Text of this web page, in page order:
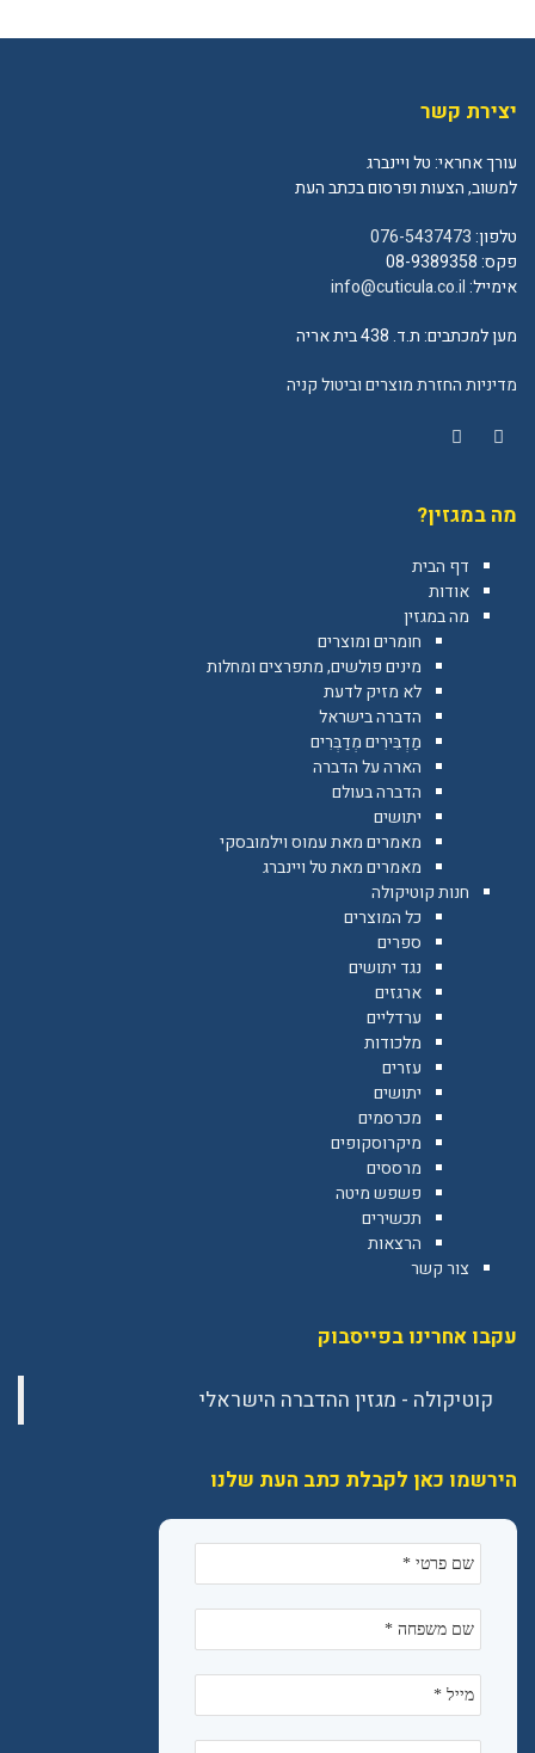
יצירת קשר
עורך אחראי: טל ויינברג
למשוב, הצעות ופרסום בכתב העת
טלפון:076-5437473
פקס: 08-9389358
אימייל:info@cuticula.co.il
מען למכתבים: ת.ד. 438 בית אריה
מדיניות החזרת מוצרים וביטול קניה
מה במגזין?
דף הבית
אודות
מה במגזין
חומרים ומוצרים
מינים פולשים, מתפרצים ומחלות
לא מזיק לדעת
הדברה בישראל
מַדְבִּירִים מְדַבְּרִים
הארה על הדברה
הדברה בעולם
יתושים
מאמרים מאת עמוס וילמובסקי
מאמרים מאת טל ויינברג
חנות קוטיקולה
כל המוצרים
ספרים
נגד יתושים
ארגזים
ערדליים
מלכודות
עזרים
יתושים
מכרסמים
מיקרוסקופים
מרססים
פשפש מיטה
תכשירים
הרצאות
צור קשר
עקבו אחרינו בפייסבוק
הירשמו כאן לקבלת כתב העת שלנו